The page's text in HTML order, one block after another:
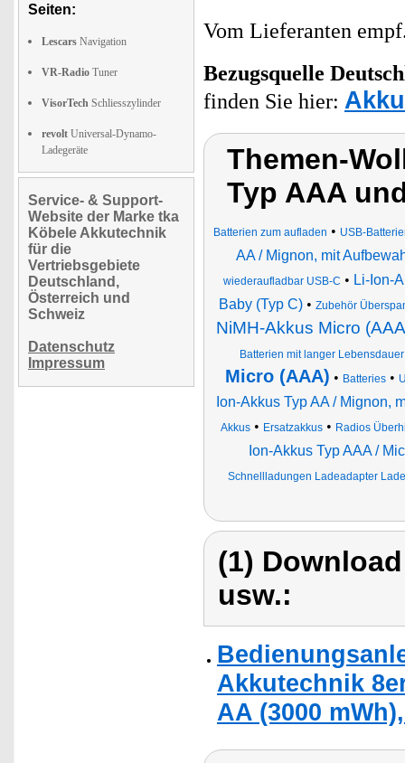
Seiten:
Lescars Navigation
VR-Radio Tuner
VisorTech Schliesszylinder
revolt Universal-Dynamo-
Ladegeräte
Service- & Support-
Website der Marke tka
Köbele Akkutechnik
für die
Vertriebsgebiete
Deutschland,
Österreich und
Schweiz
Datenschutz
Impressum
Vom Lieferanten
Bezugsquelle
finden Sie hier:
Themen-
Typ AAA
Batterien zum aufladen • USB-
AA / Mignon, mit
wiederaufladbar USB-C • Li-Ion-
Baby (Typ C) • Zubehör
NiMH-Akkus Micro
Batterien mit langer Lebensdauer
Micro (AAA) • Batteries•
Ion-Akkus Typ AA / Mignon,
Akkus• Ersatzakkus• Radios
Ion-Akkus Typ AAA /
Schnellladungen Ladeadapter
(1)
usw.:
Akkutechnik
AA (3000